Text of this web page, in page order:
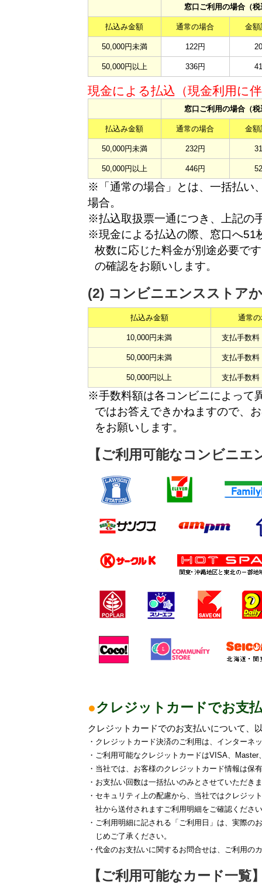
窓口ご利用の場合（
払込み金額 通常の場合 金
50,000円未満 122円
50,000円以上 336円
現金による払込（現金利用に
窓口ご利用の場合（
払込み金額 通常の場合 金
50,000円未満 232円
50,000円以上 446円
※「通常の場合」とは、一括払い
場合。
※払込取扱票一通につき、上記の
※現金による払込の際、窓口へ51
枚数に応じた料金が別途必要で
の確認をお願いします。
(2) コンビニエンスストア
払込み金額 通常
10,000円未満 支払手数
50,000円未満 支払手数
50,000円以上 支払手数
※手数料額は各コンビニによって
ではお答えできかねますので、
をお願いします。
【ご利用可能なコンビニエ
●クレジットカードでお支
クレジットカードでのお支払いについて、
・ クレジットカード決済のご利用は、インターネ
・ ご利用可能なクレジットカードはVISA、
・ 当社では、お客様のクレジットカード情報は保
・ お支払い回数は一括払いのみとさせていただき
・ セキュリティ上の配慮から、当社ではクレジッ
社から送付されますご利用明細をご確認くださ
・ ご利用明細に記される「ご利用日」は、実際の
じめご了承ください。
・ 代金のお支払いに関するお問合せは、ご利用の
【ご利用可能なカード一覧